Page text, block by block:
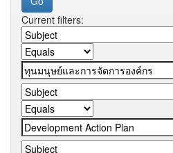
Current filters: